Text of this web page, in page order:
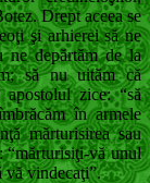
Drept aceea se
şi arhierei să ne
depărtăm de la
să nu uităm că
zice: “să
în armele
mărturisirea sau
“mărturisiţi-vă unul
vă vindecaţi”.